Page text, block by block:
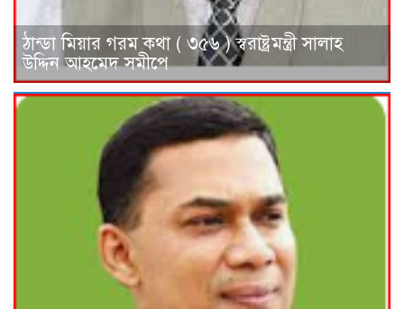
ঠান্ডা মিয়ার গরম কথা ( ৩৫৬ ) স্বরাষ্ট্রমন্ত্রী সালাহ
উদ্দিন আহমেদ সমীপে